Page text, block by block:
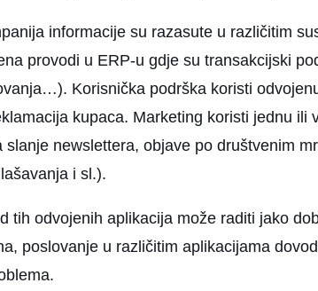
informacije su razasute u različitim
provodi u ERP-u gdje su transakcijski
Korisnička podrška koristi
kupaca. Marketing koristi jednu ili
slanje newslettera, objave po društvenim
i sl.).
tih odvojenih aplikacija može raditi jako
poslovanje u različitim aplikacijama